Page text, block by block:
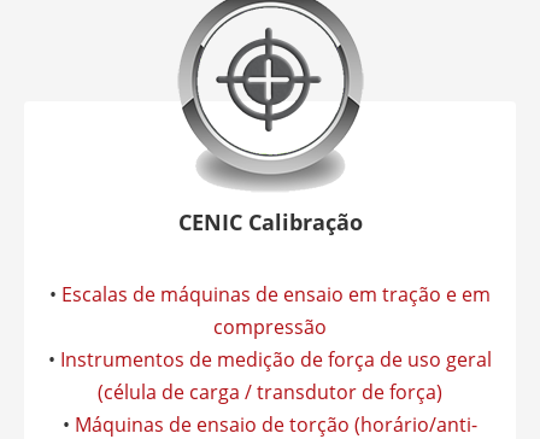
CENIC Calibração
• Escalas de máquinas de ensaio em tração e em
compressão
• Instrumentos de medição de força de uso geral
(célula de carga / transdutor de força)
• Máquinas de ensaio de torção (horário/anti-